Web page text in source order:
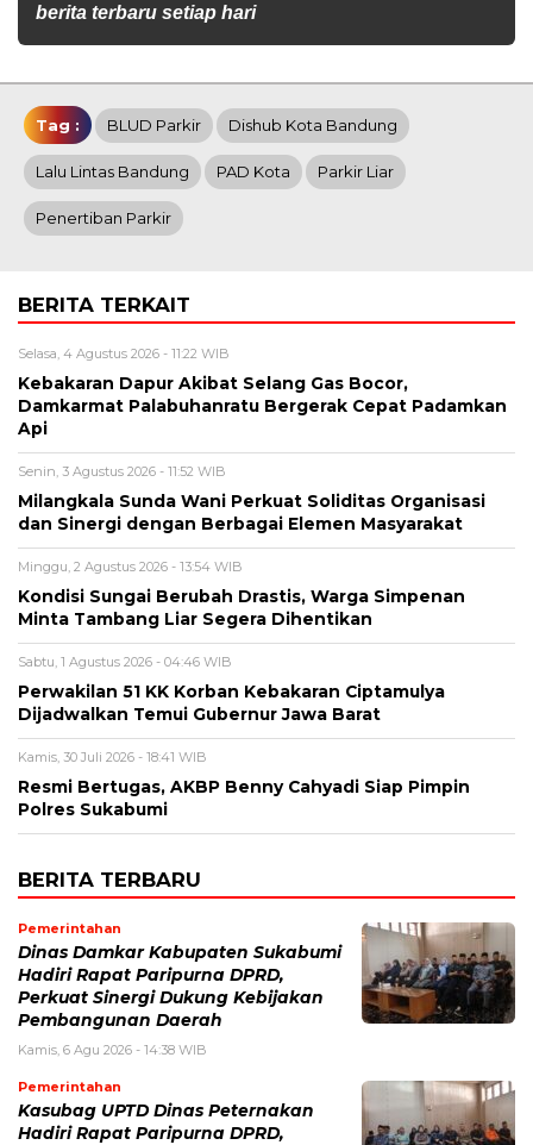
berita terbaru setiap hari
Tag : BLUD Parkir Dishub Kota Bandung
Lalu Lintas Bandung PAD Kota Parkir Liar
Penertiban Parkir
BERITA TERKAIT
Selasa, 4 Agustus 2026 - 11:22 WIB
Kebakaran Dapur Akibat Selang Gas Bocor,
Damkarmat Palabuhanratu Bergerak Cepat Padamkan
Api
Senin, 3 Agustus 2026 - 11:52 WIB
Milangkala Sunda Wani Perkuat Soliditas Organisasi
dan Sinergi dengan Berbagai Elemen Masyarakat
Minggu, 2 Agustus 2026 - 13:54 WIB
Kondisi Sungai Berubah Drastis, Warga Simpenan
Minta Tambang Liar Segera Dihentikan
Sabtu, 1 Agustus 2026 - 04:46 WIB
Perwakilan 51 KK Korban Kebakaran Ciptamulya
Dijadwalkan Temui Gubernur Jawa Barat
Kamis, 30 Juli 2026 - 18:41 WIB
Resmi Bertugas, AKBP Benny Cahyadi Siap Pimpin
Polres Sukabumi
BERITA TERBARU
Pemerintahan
Dinas Damkar Kabupaten Sukabumi
Hadiri Rapat Paripurna DPRD,
Perkuat Sinergi Dukung Kebijakan
Pembangunan Daerah
Kamis, 6 Agu 2026 - 14:38 WIB
Pemerintahan
Kasubag UPTD Dinas Peternakan
Hadiri Rapat Paripurna DPRD,